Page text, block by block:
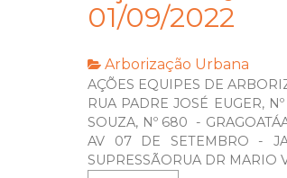
01/09/2022
Arborização Urbana
AÇÕES EQUIPES DE
RUA PADRE JOSÉ EUGER,
SOUZA, Nº 680 -
AV 07 DE SETEMBRO -
SUPRESSÃORUA DR MARIO